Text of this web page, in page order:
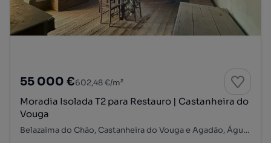
55 000 €602,48 €/m²
Moradia Isolada T2 para Restauro | Castanheira do
Vouga
Belazaima do Chão, Castanheira do Vouga e Agadão, Águeda, Aveiro